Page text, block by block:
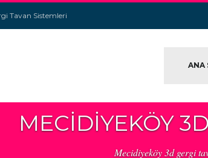
Tavan Sistemleri
ANA
MECIDIYEKÖY
Mecidiyeköy 3d gergi